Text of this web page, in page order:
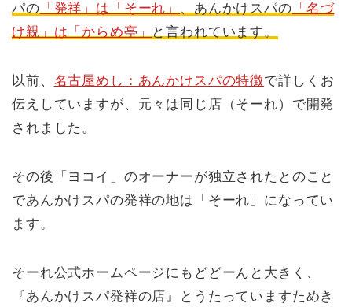
パの 「発祥」は「そーれ」 、あんかけスパの 「名づ
け親」は「からめ亭」
と言われています。
以前、 名古屋めし：あんかけスパの特徴で詳しくお
伝えしていますが、元々は同じ店（そーれ）で開発
されました。
その後「ヨコイ」のオーナーが独立されたとのこと
であんかけスパの発祥の地は「そーれ」になってい
ます。
そーれ公式ホームページにもどどーんと大きく、
『あんかけスパ発祥の店』とうたっていますためき